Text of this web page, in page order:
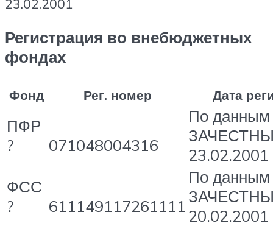
23.02.2001
Регистрация во внебюджетных
фондах
Фонд Рег. номер Дата
ПФР
?
071048004316
По данным
23.02.2001
ФСС
?
611149117261111
По данным
20.02.2001